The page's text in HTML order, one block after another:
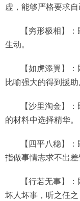
虚，能够严格要求自
【穷形极相】
生动。
【如虎添翼】
比喻强大的得到援助
【沙里淘金】
的材料中选择精华。
【四平八稳】
指做事情志求不出差
【行若无事】
坏人坏事，听之任之